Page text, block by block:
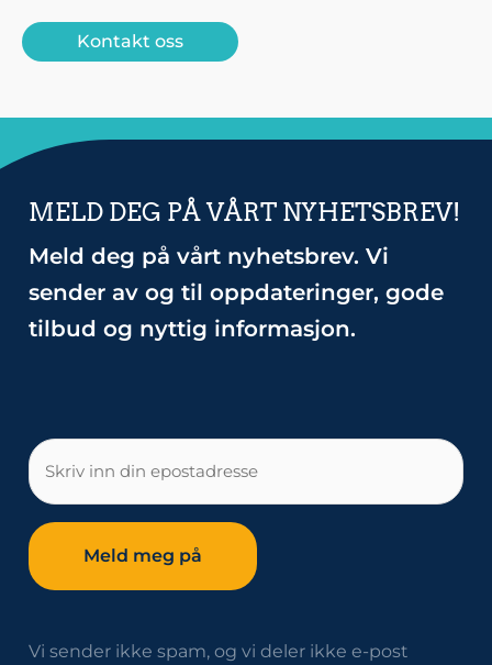
Kontakt oss
MELD DEG PÅ VÅRT NYHETSBREV!
Meld deg på vårt nyhetsbrev. Vi
sender av og til oppdateringer, gode
tilbud og nyttig informasjon.
E-
post
Vi sender ikke spam, og vi deler ikke e-post